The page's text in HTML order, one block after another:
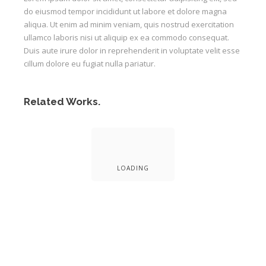
do eiusmod tempor incididunt ut labore et dolore magna
aliqua. Ut enim ad minim veniam, quis nostrud exercitation
ullamco laboris nisi ut aliquip ex ea commodo consequat.
Duis aute irure dolor in reprehenderit in voluptate velit esse
cillum dolore eu fugiat nulla pariatur.
Related Works.
LOADING